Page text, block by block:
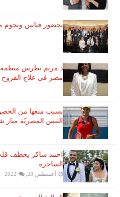
بحضور فنانين ونجوم
مصر فى علاج القروح
بسبب منعها من
التنس​ المصريّة ​ميار
احمد شاكر يخطف قلب
الساحرة
أغسطس 29, 2022